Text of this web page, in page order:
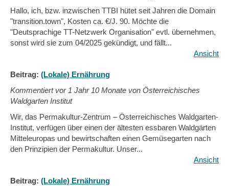
Hallo, ich, bzw. inzwischen TTBI hütet seit Jahren die Domain
"transition.town", Kosten ca. €/J. 90. Möchte die
"Deutsprachige TT-Netzwerk Organisation" evtl. übernehmen,
sonst wird sie zum 04/2025 gekündigt, und fällt...
Ansicht
Beitrag: (Lokale) Ernährung
Kommentiert vor 1 Jahr 10 Monate von Österreichisches
Waldgarten Institut
Wir, das Permakultur-Zentrum – Österreichisches Waldgarten-
Institut, verfügen über einen der ältesten essbaren Waldgärten
Mitteleuropas und bewirtschaften einen Gemüsegarten nach
den Prinzipien der Permakultur. Unser...
Ansicht
Beitrag: (Lokale) Ernährung